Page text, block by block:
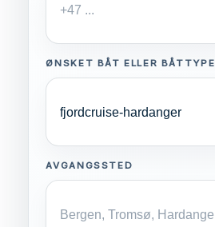
ØNSKET BÅT ELLER BÅTTYPE
AVGANGSSTED